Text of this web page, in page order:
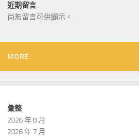
近期留言
尚無留言可供顯示。
MORE
彙整
2026 年 8 月
2026 年 7 月